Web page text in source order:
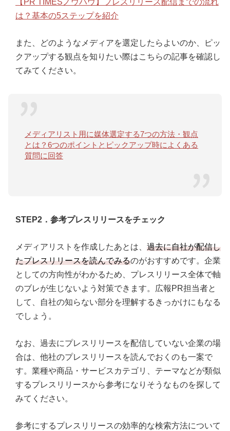
【PR TIMESノウハウ】プレスリリース配信までの流れ
は？基本の5ステップを紹介
また、どのようなメディアを選定したらよいのか、ピッ
クアップする観点を知りたい際はこちらの記事を確認し
てみてください。
メディアリスト用に媒体選定する7つの方法・観点
とは？6つのポイントとピックアップ時によくある
質問に回答
STEP2．参考プレスリリースをチェック
メディアリストを作成したあとは、 過去に自社が配信し
たプレスリリースを読んでみるのがおすすめです。企業
としての方向性がわかるため、プレスリリース全体で軸
のブレが生じないよう対策できます。広報PR担当者と
して、自社の知らない部分を理解するきっかけにもなる
でしょう。
なお、過去にプレスリリースを配信していない企業の場
合は、他社のプレスリリースを読んでおくのも一案で
す。業種や商品・サービスカテゴリ、テーマなどが類似
するプレスリリースから参考になりそうなものを探して
みてください。
参考にするプレスリリースの効率的な検索方法について